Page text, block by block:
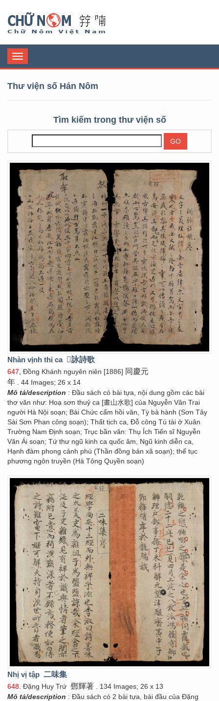
Toggle
navigation
Thư viện số Hán Nôm
Tìm kiếm trong thư viện số
Nhàn vịnh thi ca 񣉾詠詩歌
647 , Đồng Khánh nguyên niên [1886] 同慶元
年 . 44 Images; 26 x 14
Mô tả/description : Đầu sách có bài tựa, nội dung gồm các bài
thơ văn như: Hoạ sơn thuỷ ca [畫山水歌] của Nguyễn Vân Trai
người Hà Nội soạn; Bài Chức cẩm hồi văn, Tỳ bà hành (Sơn Tây
Sài Sơn Phan công soạn); Thất tịch ca, Đỗ công Tú tài ở Xuân
Trường Nam Định soạn; Trục bần văn: Thụ Ích Tiến sĩ Nguyễn
Văn Ái soạn; Tứ thư ngũ kinh ca quốc âm, Ngũ kinh diễn ca,
Hạnh đàm phong cảnh phú (Thần đồng bản xã soạn); thế tục
phương ngôn truyền (Hà Tông Quyền soạn)
Nhị vị tập 二味集
648 . Đặng Huy Trứ 鄧輝著 . 134 Images; 26 x 13
Mô tả/description : Đầu sách có 2 bài tựa, bài đầu của Đặng